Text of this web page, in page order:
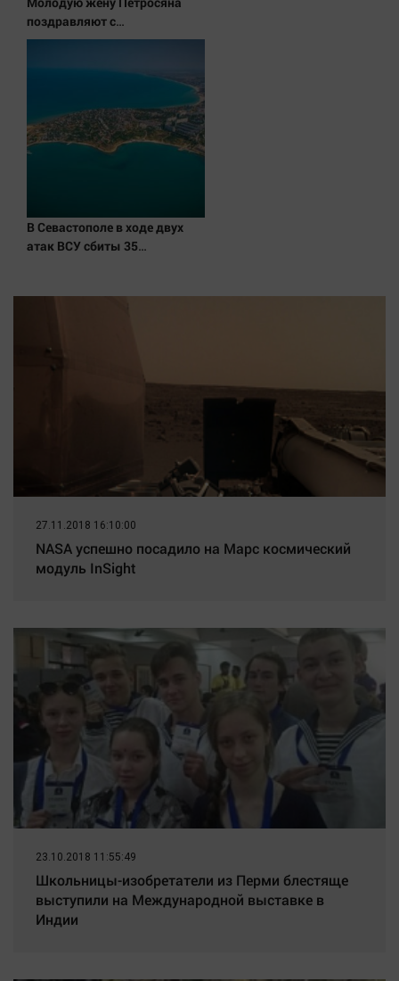
ЖКХ
Конкурс
Народная журналистика
Тенденции
поздравляют с
беременностью
В Севастополе в ходе двух
атак ВСУ сбиты 35
27.11.2018 16:10:00
NASA успешно посадило на Марс космический
модуль InSight
23.10.2018 11:55:49
Школьницы-изобретатели из Перми блестяще
выступили на Международной выставке в
Индии